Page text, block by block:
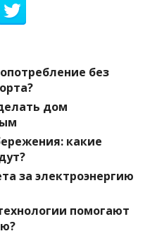
без
дом
какие
за электроэнергию
помогают